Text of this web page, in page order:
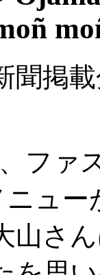
聞掲
ファ
ニュ
山さ